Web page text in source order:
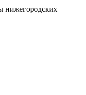
нижегородских